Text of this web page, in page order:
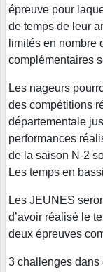
épreuve pour
de temps de leur
limités en nombre
complémentaires
Les nageurs
des compétitions
départementale
performances
de la saison N-2
Les temps en
Les JEUNES
d’avoir réalisé le
deux épreuves
3 challenges dans